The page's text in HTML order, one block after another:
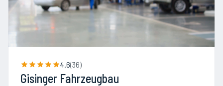
4.6(36)
Gisinger Fahrzeugbau